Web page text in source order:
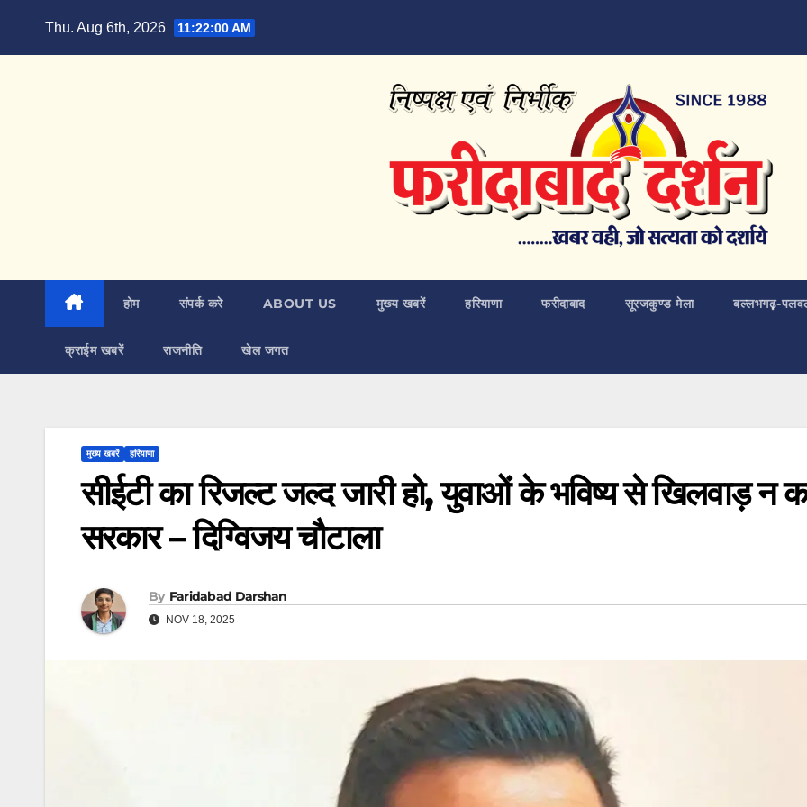
Thu. Aug 6th, 2026 11:22:01 AM
होम संपर्क करे ABOUT US मुख्य खबरें हरियाणा फरीदाबाद सूरजकुण्ड मेला बल्लभगढ़़-
क्राईम खबरें राजनीति खेल जगत
मुख्य खबरें हरियाणा
सीईटी का रिजल्ट जल्द जारी हो, युवाओं के भविष्य से खिलवाड़ न
सरकार – दिग्विजय चौटाला
By Faridabad Darshan
NOV 18, 2025